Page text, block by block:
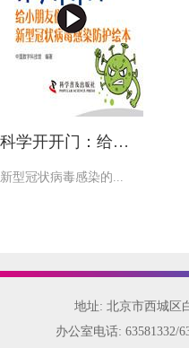
科学开开门：给小朋友们的新型冠状病毒感染防护绘本
新型冠状病毒感染的...
地址: 北京市西城区
办公室电话: 63581332/